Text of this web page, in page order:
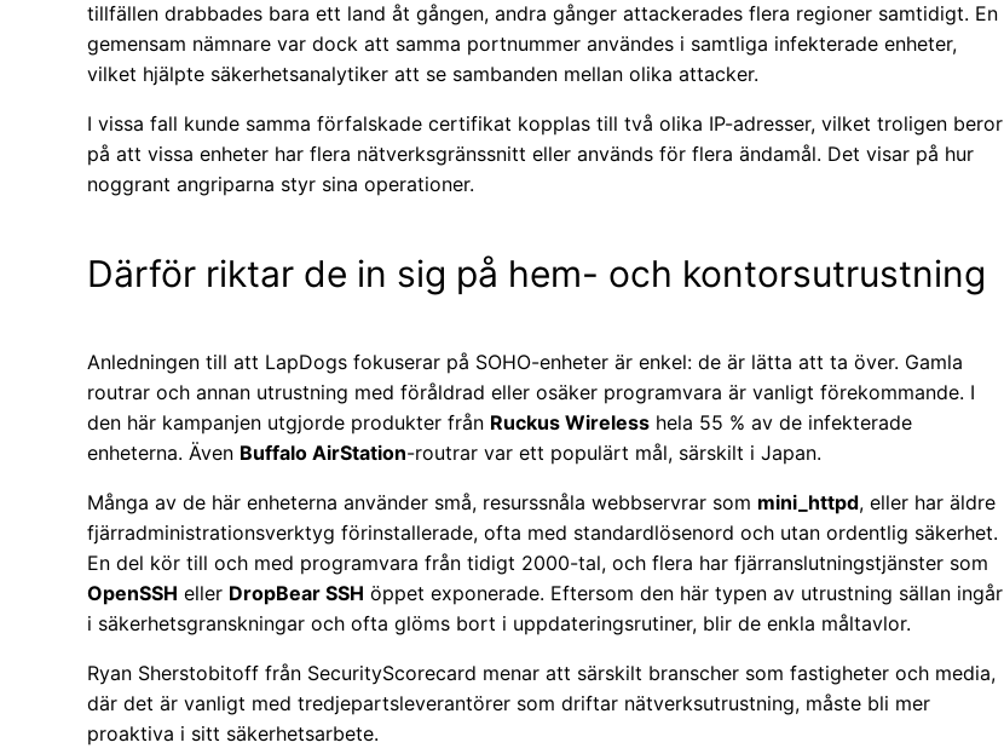
tillfällen drabbades bara ett land åt gången, andra gånger attackerades flera regioner samtidigt. En
gemensam nämnare var dock att samma portnummer användes i samtliga infekterade enheter,
vilket hjälpte säkerhetsanalytiker att se sambanden mellan olika attacker.
I vissa fall kunde samma förfalskade certifikat kopplas till två olika IP-adresser, vilket troligen beror
på att vissa enheter har flera nätverksgränssnitt eller används för flera ändamål. Det visar på hur
noggrant angriparna styr sina operationer.
Därför riktar de in sig på hem- och kontorsutrustning
Anledningen till att LapDogs fokuserar på SOHO-enheter är enkel: de är lätta att ta över. Gamla
routrar och annan utrustning med föråldrad eller osäker programvara är vanligt förekommande. I
den här kampanjen utgjorde produkter från Ruckus Wireless hela 55 % av de infekterade
enheterna. Även Buffalo AirStation-routrar var ett populärt mål, särskilt i Japan.
Många av de här enheterna använder små, resurssnåla webbservrar som mini_httpd, eller har äldre
fjärradministrationsverktyg förinstallerade, ofta med standardlösenord och utan ordentlig säkerhet.
En del kör till och med programvara från tidigt 2000-tal, och flera har fjärranslutningstjänster som
OpenSSH eller DropBear SSH öppet exponerade. Eftersom den här typen av utrustning sällan ingår
i säkerhetsgranskningar och ofta glöms bort i uppdateringsrutiner, blir de enkla måltavlor.
Ryan Sherstobitoff från SecurityScorecard menar att särskilt branscher som fastigheter och media,
där det är vanligt med tredjepartsleverantörer som driftar nätverksutrustning, måste bli mer
proaktiva i sitt säkerhetsarbete.